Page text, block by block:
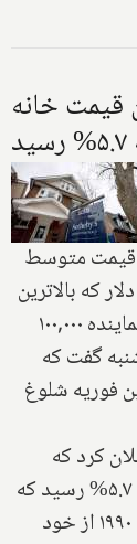
میانگین قیمت خانه
قیمت متوسط
خانه در کانادا در ماه فوریه امسال به ۸۱۶,۷۲۰ دلار که بالاترین
سطح ثبت شده آن است رسید. این گروه که نماینده ۱۰۰,۰۰۰
گفت که
فوریه شلوغ
کرد که
میانگین نقطه‌ای نرخ تورم ماه فوریه کانادا به ۵.۷% رسید که
این هم رکورد بی‌سابقه‌ای را از اوایل سال‌های ۱۹۹۰ از خود